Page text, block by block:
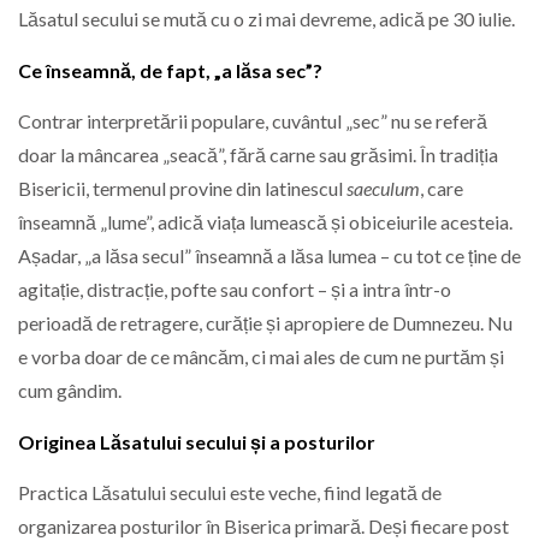
Lăsatul secului se mută cu o zi mai devreme, adică pe 30 iulie.
Ce înseamnă, de fapt, „a lăsa sec”?
Contrar interpretării populare, cuvântul „sec” nu se referă
doar la mâncarea „seacă”, fără carne sau grăsimi. În tradiția
Bisericii, termenul provine din latinesculsaeculum, care
înseamnă „lume”, adică viața lumească și obiceiurile acesteia.
Așadar, „a lăsa secul” înseamnă a lăsa lumea – cu tot ce ține de
agitație, distracție, pofte sau confort – și a intra într-o
perioadă de retragere, curăție și apropiere de Dumnezeu. Nu
e vorba doar de ce mâncăm, ci mai ales de cum ne purtăm și
cum gândim.
Originea Lăsatului secului și a posturilor
Practica Lăsatului secului este veche, fiind legată de
organizarea posturilor în Biserica primară. Deși fiecare post